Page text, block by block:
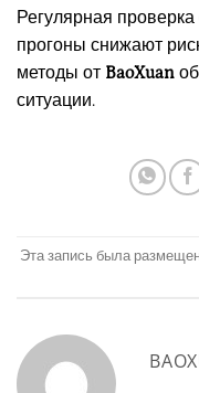
Регулярная
прогоны снижают
методы от BaoXuan
ситуации.
Эта запись была